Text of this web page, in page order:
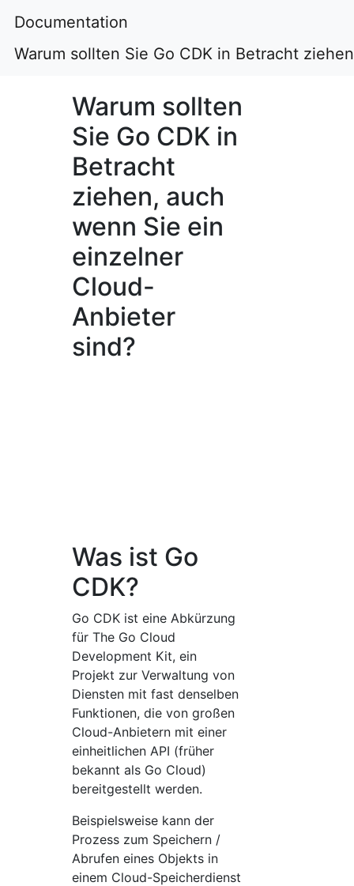
Documentation
Warum sollten Sie Go CDK in Betracht
Warum sollten
Sie Go CDK in
Betracht
ziehen, auch
wenn Sie ein
einzelner
Cloud-
Anbieter
sind?
Was ist Go
CDK?
Go CDK ist eine Abkürzung
für The Go Cloud
Development Kit, ein
Projekt zur Verwaltung von
Diensten mit fast denselben
Funktionen, die von großen
Cloud-Anbietern mit einer
einheitlichen API (früher
bekannt als Go Cloud)
bereitgestellt werden.
Beispielsweise kann der
Prozess zum Speichern /
Abrufen eines Objekts in
einem Cloud-Speicherdienst